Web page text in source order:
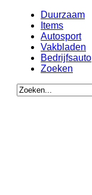
Duurzaam
Items
Autosport
Vakbladen
Bedrijfsauto
Zoeken